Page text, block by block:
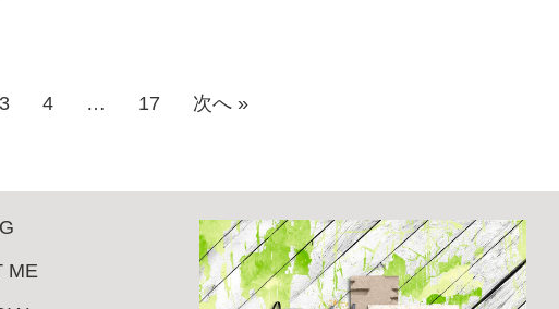
3 4 … 17 次へ »
ME